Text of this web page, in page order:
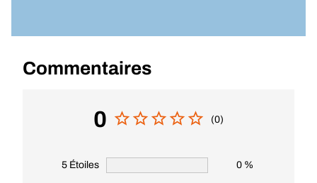
Commentaires
0 (0)
5 Étoiles 0 %